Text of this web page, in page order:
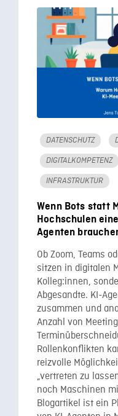
DATENSCHUTZ
DIGITALKOMPETENZ
INFRASTRUKTUR
Wenn Bots statt
Hochschulen
Agenten
Ob Zoom, Teams
sitzen in digitalen
Kolleg:innen,
Abgesandte. KI-
zusammen und
Anzahl von
Rollenkonflikten
reizvolle
„vertreten zu
noch Maschinen
Blogartikel ist ein